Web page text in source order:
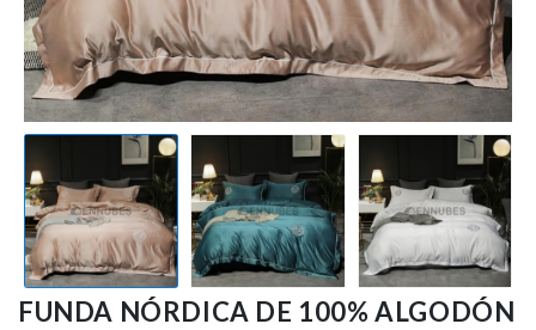
Cortinas
Pijamas
Toallas
Sobre
Nosotros
servicios@ennubes.com
FUNDA NÓRDICA DE 100% ALGODÓN